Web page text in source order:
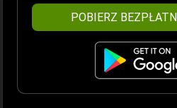
POBIERZ